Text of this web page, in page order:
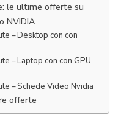
le ultime offerte su
NVIDIA
– Desktop con con
– Laptop con con GPU
– Schede Video Nvidia
offerte